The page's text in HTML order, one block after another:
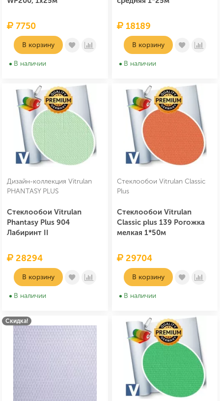
7750
В корзину
В наличии
18189
В корзину
В наличии
Дизайн-коллекция Vitrulan
PHANTASY PLUS
Стеклообои Vitrulan
Phantasy Plus 904
Лабиринт II
28294
В корзину
В наличии
Cтеклообои Vitrulan Classic
Plus
Стеклообои Vitrulan
Classic plus 139 Рогожка
мелкая 1*50м
29704
В корзину
В наличии
Скидка!